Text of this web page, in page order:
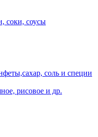
соки, соусы
соль и специи
рисовое и др.